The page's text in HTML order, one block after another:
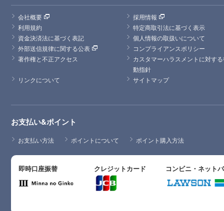
会社概要
採用情報
利用規約
特定商取引法に基づく表示
資金決済法に基づく表記
個人情報の取扱いについて
外部送信規律に関する公表
コンプライアンスポリシー
著作権と不正アクセス
カスタマーハラスメントに対す
動指針
リンクについて
サイトマップ
お支払い&ポイント
お支払い方法 ポイントについて ポイント購入方法
即時口座振替 クレジットカード コンビニ・ネット